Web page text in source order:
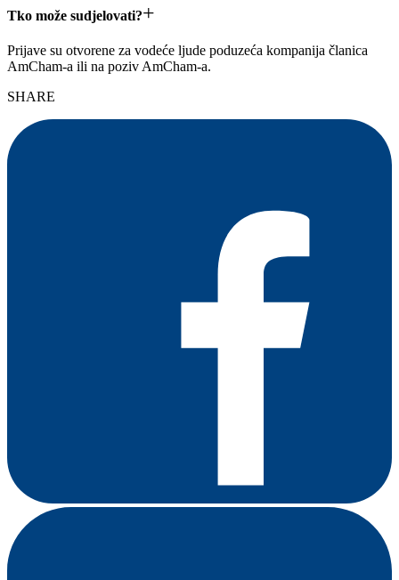
Tko može sudjelovati?+
Prijave su otvorene za vodeće ljude poduzeća kompanija članica
AmCham-a ili na poziv AmCham-a.
SHARE